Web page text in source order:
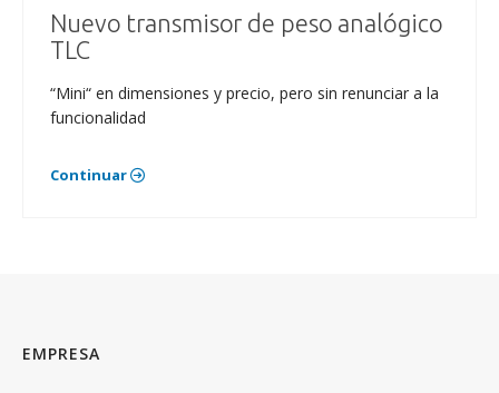
Nuevo transmisor de peso analógico
TLC
“Mini“ en dimensiones y precio, pero sin renunciar a la
funcionalidad
Continuar
EMPRESA